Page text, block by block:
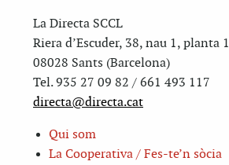
La Directa SCCL
Riera d’Escuder, 38, nau 1, planta 1
08028 Sants (Barcelona)
Tel. 935 27 09 82 / 661 493 117
directa@directa.cat
Qui som
La Cooperativa / Fes-te’n sòcia